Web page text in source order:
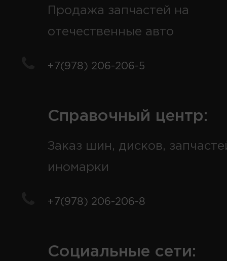
Продажа запчастей на
отечественные авто
+7(978) 206-206-5
Справочный центр:
Заказ шин, дисков,
иномарки
+7(978) 206-206-8
Социальные сети: